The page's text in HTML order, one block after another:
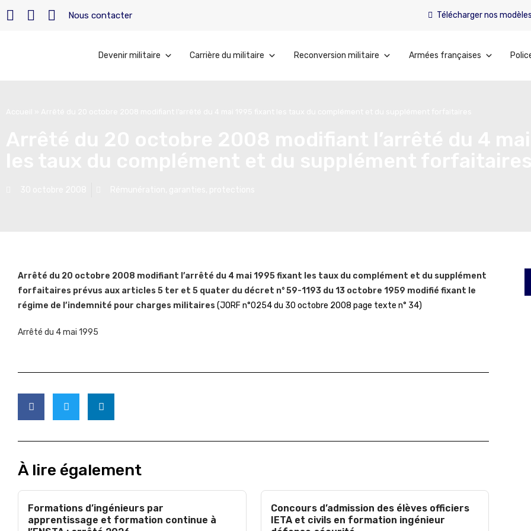
Nous contacter Télécharger nos modèles
Devenir militaire Carrière du militaire Reconversion militaire Armées françaises
Arrêté du 20 octobre 2008 modifiant l’arrêté du 4 mai 1995 fixant les taux du complément et du supplément
forfaitaires prévus aux articles 5 ter et 5 quater du décret n° 59-1193 du 13 octobre 1959 modifié fixant le
régime de l’indemnité pour charges militaires (JORF n°0254 du 30 octobre 2008 page texte n° 34)
Arrêté du 4 mai 1995
À lire également
Formations d’ingénieurs par
apprentissage et formation continue à
Concours d’admission des élèves officiers
IETA et civils en formation ingénieur